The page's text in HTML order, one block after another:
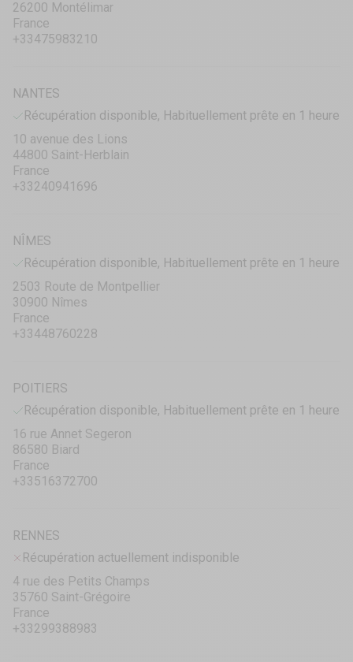
26200 Montélimar
France
+33475983210
NANTES
Récupération disponible, Habituellement prête en 1 heure
10 avenue des Lions
44800 Saint-Herblain
France
+33240941696
NÎMES
Récupération disponible, Habituellement prête en 1 heure
2503 Route de Montpellier
30900 Nîmes
France
+33448760228
POITIERS
Récupération disponible, Habituellement prête en 1 heure
16 rue Annet Segeron
86580 Biard
France
+33516372700
RENNES
Récupération actuellement indisponible
4 rue des Petits Champs
35760 Saint-Grégoire
France
+33299388983